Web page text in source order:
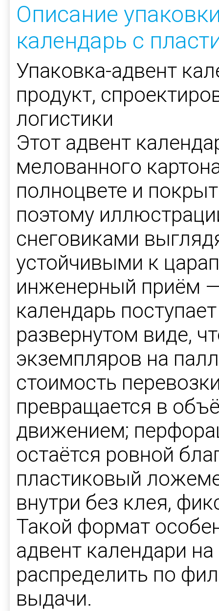
Описание
календарь с
Упаковка-адвент
продукт,
логистики
Этот адвент
мелованного
полноцвете и
поэтому
снеговиками
устойчивыми к
инженерный приём
календарь
развернутом виде,
экземпляров на
стоимость
превращается в
движением;
остаётся ровной
пластиковый
внутри без клея,
Такой формат
адвент календари
распределить по
выдачи.